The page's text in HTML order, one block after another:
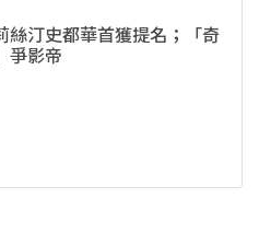
絲汀史都華首獲提名；「奇
爭影帝